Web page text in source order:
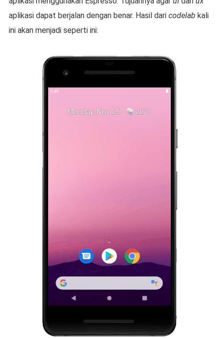
aplikasi dapat berjalan dengan benar. Hasil dari codelab kali
ini akan menjadi seperti ini: